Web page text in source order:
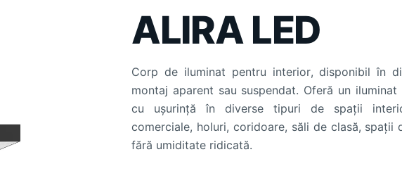
ALIRA LED
Corp de iluminat pentru interior, disponibil în
montaj aparent sau suspendat. Oferă un
cu ușurință în diverse tipuri de spații
comerciale, holuri, coridoare, săli de clasă, spații
fără umiditate ridicată.